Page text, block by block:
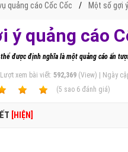
quảng cáo Cốc Cốc Một số gợi
ý quảng cáo
được định nghĩa là một quảng cáo ấn
Lượt xem bài viết: 592,369 (View) | Ngày
(5 sao 6 đánh giá)
[HIỆN]